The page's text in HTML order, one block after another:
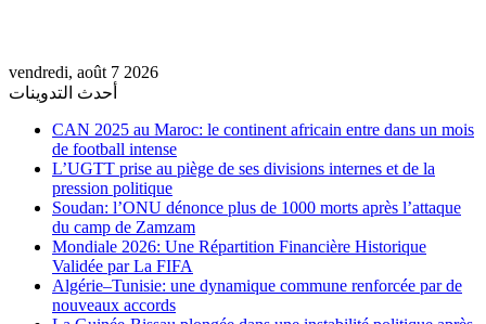
vendredi, août 7 2026
أحدث التدوينات
CAN 2025 au Maroc: le continent africain entre dans un mois
de football intense
L’UGTT prise au piège de ses divisions internes et de la
pression politique
Soudan: l’ONU dénonce plus de 1000 morts après l’attaque
du camp de Zamzam
Mondiale 2026: Une Répartition Financière Historique
Validée par La FIFA
Algérie–Tunisie: une dynamique commune renforcée par de
nouveaux accords